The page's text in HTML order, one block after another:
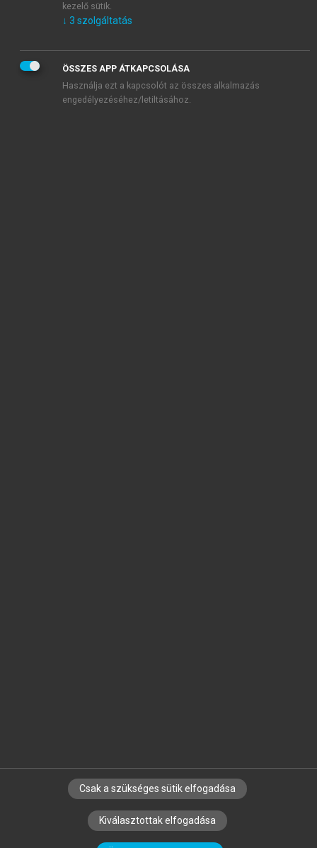
KIPRÓBÁLOM
SZERZŐKNEK CÉGEKNEK KÖNYVTÁROSOKNAK
SZERKESZTÉSI ÉS LEKTORÁLÁSI ALAPELVEK
kezelő sütik.
↓ 3 szolgáltatás
ÖSSZES APP ÁTKAPCSOLÁSA
Használja ezt a kapcsolót az összes alkalmazás
engedélyezéséhez/letiltásához.
Csak a szükséges sütik elfogadása
Kiválasztottak elfogadása